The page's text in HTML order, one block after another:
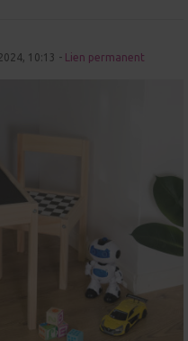
10:13 - Lien permanent